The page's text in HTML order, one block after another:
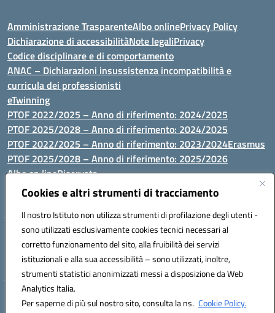
Cookies e altri strumenti di tracciamento
Il nostro Istituto non utilizza strumenti di profilazione degli utenti -
sono utilizzati esclusivamente cookies tecnici necessari al
corretto funzionamento del sito, alla fruibilità dei servizi
istituzionali e alla sua accessibilità – sono utilizzati, inoltre,
strumenti statistici anonimizzati messi a disposizione da Web
Analytics Italia.
Per saperne di più sul nostro sito, consulta la ns. Cookie Policy.
Amministrazione TrasparenteAlbo onlinePrivacy Policy
Dichiarazione di accessibilitàNote legaliPrivacy
Codice disciplinare e di comportamento
ANAC – Dichiarazioni insussistenza incompatibilità e
curricula dei professionisti
eTwinning
PTOF 2022/2025 – Anno di riferimento: 2024/2025
PTOF 2025/2028 – Anno di riferimento: 2024/2025
PTOF 2022/2025 – Anno di riferimento: 2023/2024Erasmus
PTOF 2025/2028 – Anno di riferimento: 2025/2026
Albo on lineRiservata
P.N. Dotazione di attrezzature per le palestre
Via Luna e Sole, 44 07100, Sassari - Tel 079293287 - Fax 0793764116
- Mail: ssvc010009@istruzione.it - PEC: ssvc010009@pec.istruzione.it
- C.F. / P.IVA Convitto 80000150906 - C.F. Scuole 92073300904
Hosting & Powered by 3D Solution S.r.l.